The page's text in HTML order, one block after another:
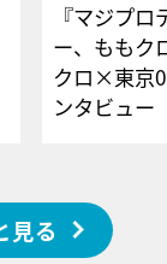
『マジプロ
ー、ももク
クロ×東京
ンタビュー
見る